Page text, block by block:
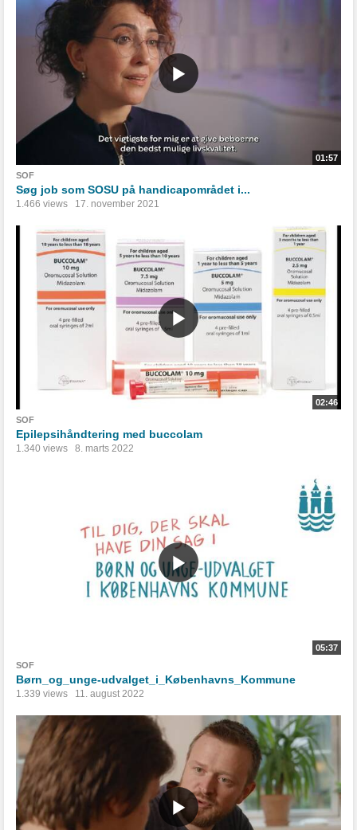
01:57
SOF
Søg job som SOSU på handicapområdet i...
1.466 views 17. november 2021
02:46
SOF
Epilepsihåndtering med buccolam
1.340 views 8. marts 2022
05:37
SOF
Børn_og_unge-udvalget_i_Københavns_Kommune
1.339 views 11. august 2022